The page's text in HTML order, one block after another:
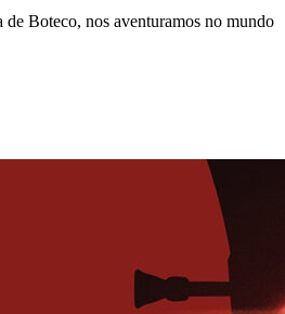
Boteco, nos aventuramos no mundo